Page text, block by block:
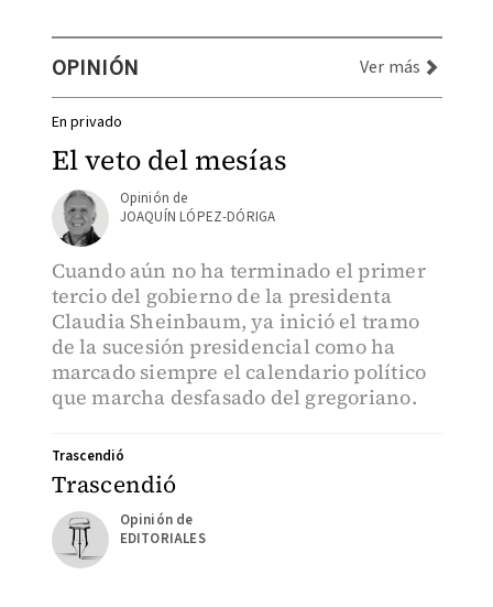
OPINIÓN Ver más
El veto del mesías
En privado
JOAQUÍN LÓPEZ-DÓRIGA
Cuando aún no ha terminado el primer
tercio del gobierno de la presidenta
Claudia Sheinbaum, ya inició el tramo
de la sucesión presidencial como ha
marcado siempre el calendario político
que marcha desfasado del gregoriano.
Trascendió
Trascendió
EDITORIALES